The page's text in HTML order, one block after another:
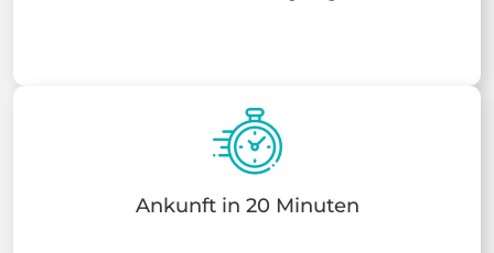
Ankunft in 20 Minuten